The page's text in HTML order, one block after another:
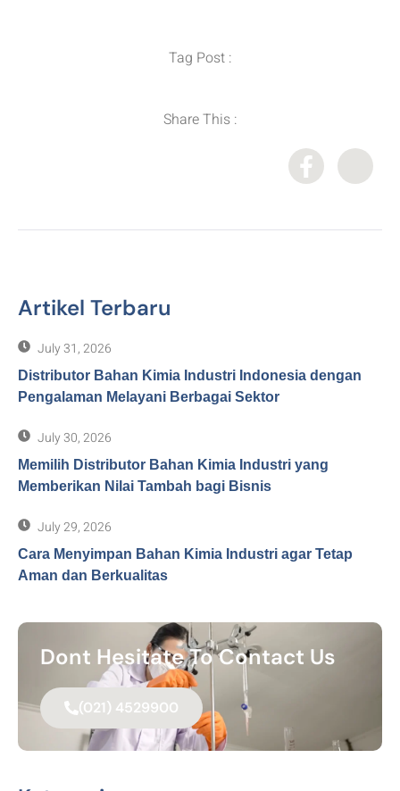
Tag Post :
Share This :
Artikel Terbaru
July 31, 2026
Distributor Bahan Kimia Industri Indonesia dengan
Pengalaman Melayani Berbagai Sektor
July 30, 2026
Memilih Distributor Bahan Kimia Industri yang
Memberikan Nilai Tambah bagi Bisnis
July 29, 2026
Cara Menyimpan Bahan Kimia Industri agar Tetap
Aman dan Berkualitas
Dont Hesitate To Contact Us
(021) 4529900